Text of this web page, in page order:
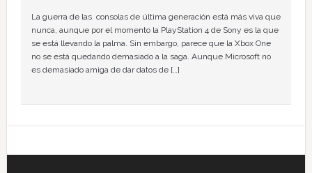
La guerra de las consolas de última generación está más viva que
nunca, aunque por el momento la PlayStation 4 de Sony es la que
se está llevando la palma. Sin embargo, parece que la Xbox One
no se está quedando demasiado a la saga. Aunque Microsoft no
es demasiado amiga de dar datos de […]